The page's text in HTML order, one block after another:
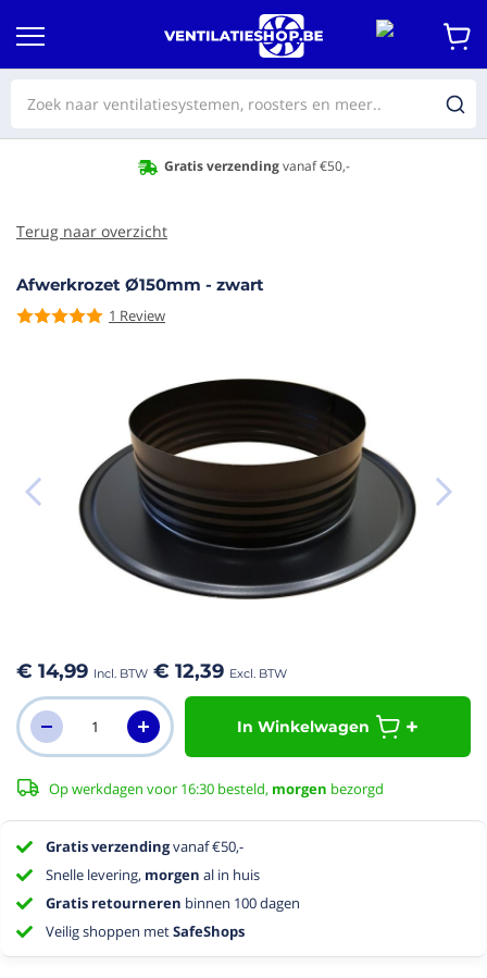
Gratis verzendingvanaf €50,-
Terug naar overzicht
Afwerkrozet Ø150mm - zwart
1 Review
het
€ 14,99 € 12,39
Op werkdagen voor 16:30 besteld, morgen bezorgd
In Winkelwagen
Gratis verzendingvanaf €50,-
Snelle levering, morgen al in huis
Gratis retourneren binnen 100 dagen
Veilig shoppen metSafeShops